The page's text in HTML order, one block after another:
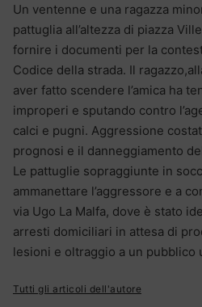
Un ventenne e una ragazza
pattuglia all’altezza di piazza
fornire i documenti per la
Codice della strada. Il
aver fatto scendere l’amica ha
improperi e sputando contro
calci e pugni. Aggressione
prognosi e il danneggiamento
Le pattuglie sopraggiunte in
ammanettare l’aggressore e a
via Ugo La Malfa, dove è stato
arresti domiciliari in attesa di
lesioni e oltraggio a un pubblico
Tutti gli articoli dell'autore